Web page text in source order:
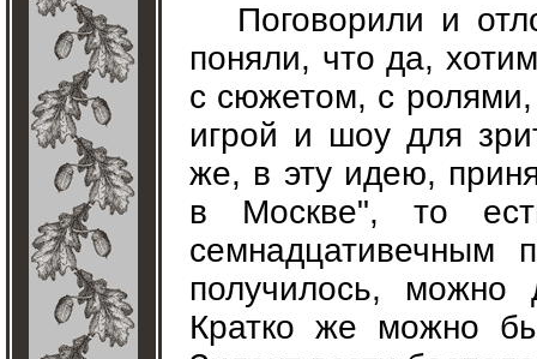
Поговорили и
поняли, что да,
с сюжетом, с
игрой и шоу для
же, в эту идею,
в Москве", то
семнадцативечным
получилось, можно
Кратко же можно